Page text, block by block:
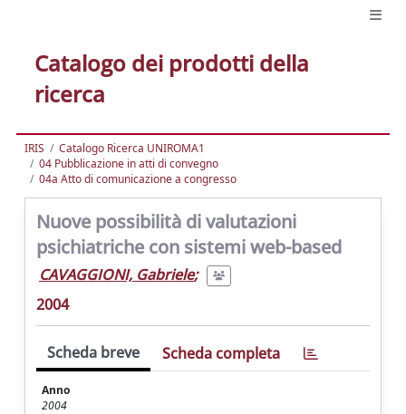
Catalogo dei prodotti della
ricerca
IRIS
Catalogo Ricerca UNIROMA1
04 Pubblicazione in atti di convegno
04a Atto di comunicazione a congresso
Nuove possibilità di valutazioni
psichiatriche con sistemi web-based
CAVAGGIONI, Gabriele;
2004
Scheda breve Scheda completa
Anno
2004